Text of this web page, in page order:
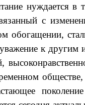
нуждается в
с
уважение к
обществе,